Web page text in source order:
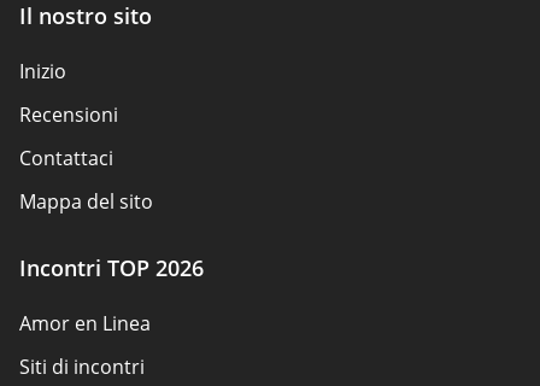
Il nostro sito
Inizio
Recensioni
Contattaci
Mappa del sito
Incontri TOP 2026
Amor en Linea
Siti di incontri